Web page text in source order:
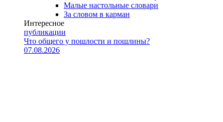
Малые настольные словари
За словом в карман
Интересное
публикации
Что общего у пошлости и пошлины?
07.08.2026